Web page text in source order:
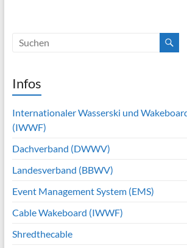
Infos
Internationaler Wasserski und
(IWWF)
Dachverband (DWWV)
Landesverband (BBWV)
Event Management System (EMS)
Cable Wakeboard (IWWF)
Shredthecable